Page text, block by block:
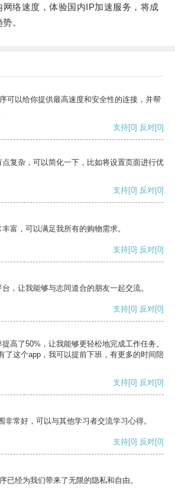
络速度，体验国内IP加速服务，将成
。
可以给你提供最高速度和安全性的连接，并帮
支持[0] 反对[0]
复杂，可以简化一下，比如将设置页面进行优
支持[0] 反对[0]
富，可以满足我所有的购物需求。
支持[0] 反对[0]
，让我能够与志同道合的朋友一起交流。
支持[0] 反对[0]
高了50%，让我能够更轻松地完成工作任务。
了这个app，我可以提前下班，有更多的时间陪
支持[0] 反对[0]
非常好，可以与其他学习者交流学习心得。
支持[0] 反对[0]
已经为我们带来了无限的隐私和自由。